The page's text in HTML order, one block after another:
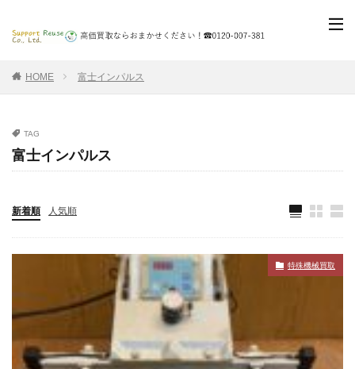
HOME 富士インパルス
TAG
富士インパルス
新着順 人気順
特殊機械買取